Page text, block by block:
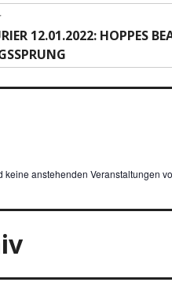
12.01.2022: HOPPES
keine anstehenden Veranstaltungen